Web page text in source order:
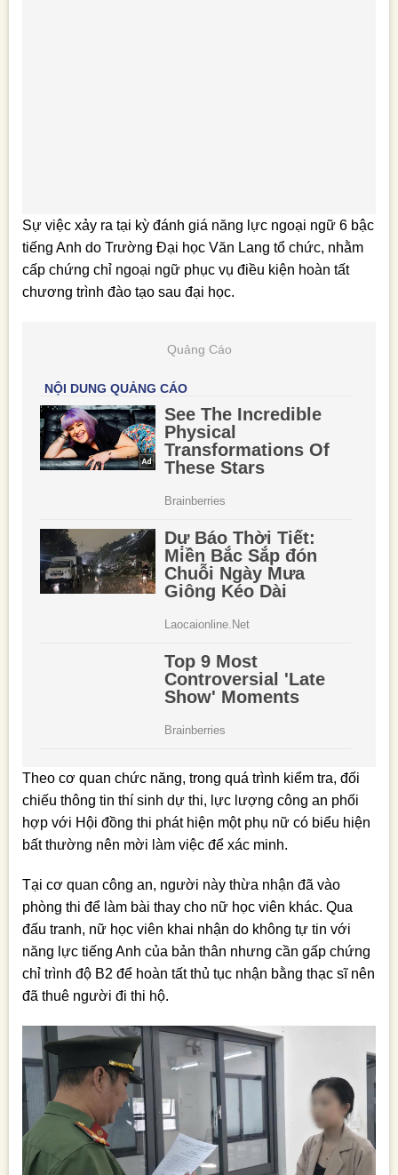
Sự việc xảy ra tại kỳ đánh giá năng lực ngoại ngữ 6 bậc
tiếng Anh do Trường Đại học Văn Lang tổ chức, nhằm
cấp chứng chỉ ngoại ngữ phục vụ điều kiện hoàn tất
chương trình đào tạo sau đại học.
Quảng Cáo
Theo cơ quan chức năng, trong quá trình kiểm tra, đối
chiếu thông tin thí sinh dự thi, lực lượng công an phối
hợp với Hội đồng thi phát hiện một phụ nữ có biểu hiện
bất thường nên mời làm việc để xác minh.
Tại cơ quan công an, người này thừa nhận đã vào
phòng thi để làm bài thay cho nữ học viên khác. Qua
đấu tranh, nữ học viên khai nhận do không tự tin với
năng lực tiếng Anh của bản thân nhưng cần gấp chứng
chỉ trình độ B2 để hoàn tất thủ tục nhận bằng thạc sĩ nên
đã thuê người đi thi hộ.